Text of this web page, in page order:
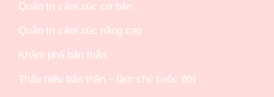
Quản trị cảm xúc cơ bản
Quản trị cảm xúc nâng cao
Khám phá bản thân
Thấu hiểu bản thân – làm chủ cuộc đời